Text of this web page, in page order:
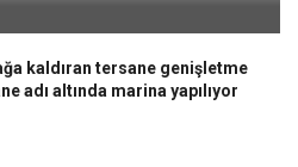
kaldıran tersane genişletme
adı altında marina yapılıyor